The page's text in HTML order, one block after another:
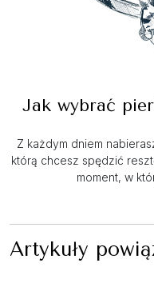
Jak wybrać
Z każdym dniem
którą chcesz spędzić
moment, w
Artykuły